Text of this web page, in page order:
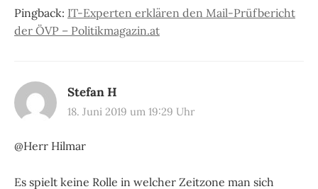
Pingback: IT-Experten erklären den Mail-Prüfbericht
der ÖVP – Politikmagazin.at
Stefan H
18. Juni 2019 um 19:29 Uhr
@Herr Hilmar
Es spielt keine Rolle in welcher Zeitzone man sich